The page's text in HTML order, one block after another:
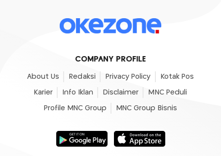
COMPANY PROFILE
About Us Redaksi Privacy Policy Kotak Pos
Karier Info Iklan Disclaimer MNC Peduli
Profile MNC Group MNC Group Bisnis